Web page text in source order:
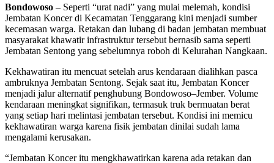
Bondowoso – Seperti “urat nadi” yang mulai melemah, kondisi
Jembatan Koncer di Kecamatan Tenggarang kini menjadi sumber
kecemasan warga. Retakan dan lubang di badan jembatan membuat
masyarakat khawatir infrastruktur tersebut bernasib sama seperti
Jembatan Sentong yang sebelumnya roboh di Kelurahan Nangkaan.
Kekhawatiran itu mencuat setelah arus kendaraan dialihkan pasca
ambruknya Jembatan Sentong. Sejak saat itu, Jembatan Koncer
menjadi jalur alternatif penghubung Bondowoso–Jember. Volume
kendaraan meningkat signifikan, termasuk truk bermuatan berat
yang setiap hari melintasi jembatan tersebut. Kondisi ini memicu
kekhawatiran warga karena fisik jembatan dinilai sudah lama
mengalami kerusakan.
“Jembatan Koncer itu mengkhawatirkan karena ada retakan dan